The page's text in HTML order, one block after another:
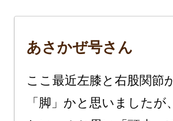
あさかぜ号さん
ここ最近左膝と右股関節
「脚」かと思いました